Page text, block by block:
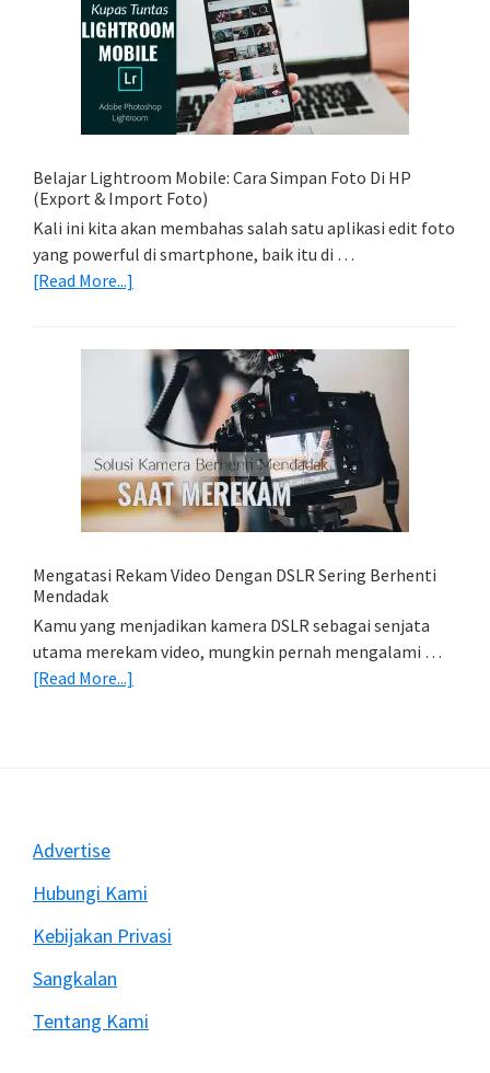
Memadukan
Foto
Light
Trail
Dengan
Belajar Lightroom Mobile: Cara Simpan Foto Di HP
(Export & Import Foto)
Kali ini kita akan membahas salah satu aplikasi edit foto
yang powerful di smartphone, baik itu di …
[Read More...]
Mobile:
Cara
Simpan
Foto
Di
HP
(Export
Import
Mengatasi Rekam Video Dengan DSLR Sering Berhenti
Mendadak
Kamu yang menjadikan kamera DSLR sebagai senjata
utama merekam video, mungkin pernah mengalami …
[Read More...]
Mendadak
Footer
Advertise
Hubungi Kami
Kebijakan Privasi
Sangkalan
Tentang Kami